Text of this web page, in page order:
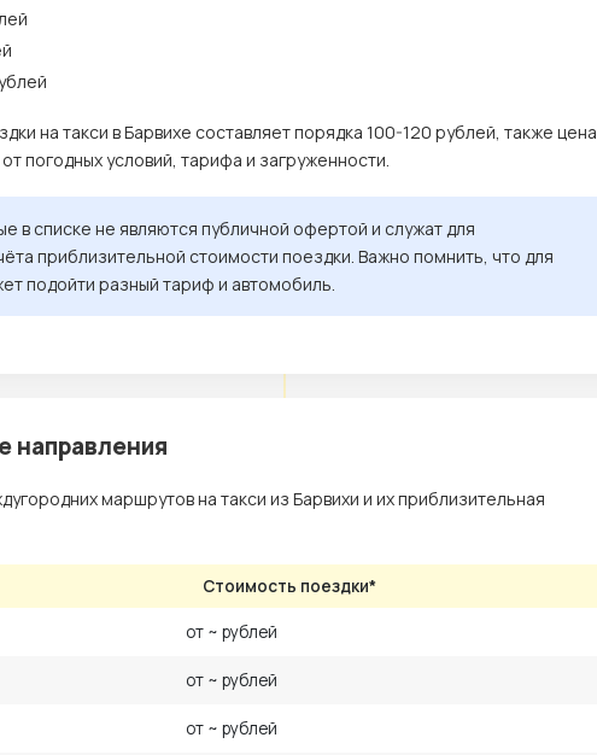
на такси в Барвихе составляет порядка 100-120 рублей, также цена
погодных условий, тарифа и загруженности.
в списке не являются публичной офертой и служат для
приблизительной стоимости поездки. Важно помнить, что для
подойти разный тариф и автомобиль.
направления
маршрутов на такси из Барвихи и их приблизительная
Стоимость поездки*
от ~ рублей
от ~ рублей
от ~ рублей